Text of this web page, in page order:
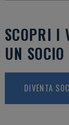
SCOPRI I
UN
DIVENTA